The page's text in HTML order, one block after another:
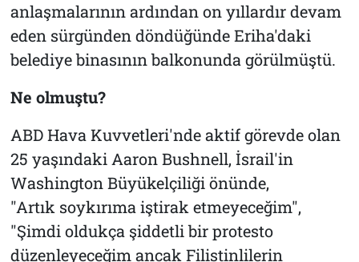
anlaşmalarının ardından on yıllardır devam
eden sürgünden döndüğünde Eriha'daki
belediye binasının balkonunda görülmüştü.
Ne olmuştu?
ABD Hava Kuvvetleri'nde aktif görevde olan
25 yaşındaki Aaron Bushnell, İsrail'in
Washington Büyükelçiliği önünde,
"Artık soykırıma iştirak etmeyeceğim",
"Şimdi oldukça şiddetli bir protesto
düzenleyeceğim ancak Filistinlilerin